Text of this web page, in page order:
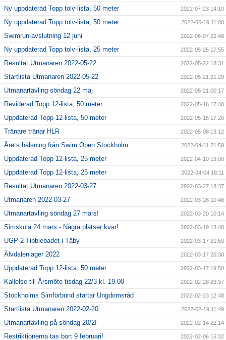
Ny uppdaterad Topp tolv-lista, 50 meter 2022-07-23 14:10
Ny uppdaterad Topp tolv-lista, 50 meter 2022-06-19 11:00
Swimrun-avslutning 12 juni 2022-06-07 22:48
Ny uppdaterad Topp tolv-lista, 25 meter 2022-05-25 17:55
Resultat Utmanaren 2022-05-22 2022-05-22 18:31
Startlista Utmanaren 2022-05-22 2022-05-21 21:29
Utmanartävling söndag 22 maj 2022-05-21 00:17
Reviderad Topp 12-lista, 50 meter 2022-05-16 17:30
Uppdaterad Topp 12-lista, 50 meter 2022-05-15 17:20
Tränare tränar HLR 2022-05-08 13:12
Årets hälsning från Swim Open Stockholm 2022-04-11 21:59
Uppdaterad Topp 12-lista, 25 meter 2022-04-10 19:00
Uppdaterad Topp 12-lista, 25 meter 2022-04-04 18:11
Resultat Utmanaren 2022-03-27 2022-03-27 18:37
Utmanaren 2022-03-27 2022-03-26 10:48
Utmanartävling söndag 27 mars! 2022-03-20 10:14
Simskola 24 mars - Några platser kvar! 2022-03-19 13:48
UGP 2 Tibblebadet i Täby 2022-03-17 21:50
Älvdalenläger 2022 2022-03-17 20:30
Uppdaterad Topp 12-lista, 50 meter 2022-03-17 19:50
Kallelse till Årsmöte tisdag 22/3 kl. 19.00 2022-02-28 23:37
Stockholms Simförbund startar Ungdomsråd 2022-02-23 12:48
Startlista Utmanaren 2022-02-20 2022-02-19 11:49
Utmanartävling på söndag 20/2! 2022-02-14 22:14
Restriktionerna tas bort 9 februari! 2022-02-06 16:32